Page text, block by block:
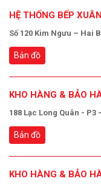
HỆ THỐNG BẾP
Số 120 Kim Ngưu – Hai
Bản đồ
KHO HÀNG & BẢO
188 Lạc Long Quân - P3
Bản đồ
KHO HÀNG & BẢO